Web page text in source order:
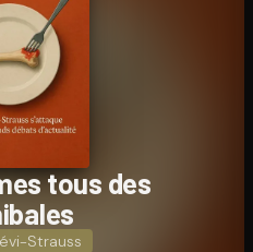
tous des
Strauss